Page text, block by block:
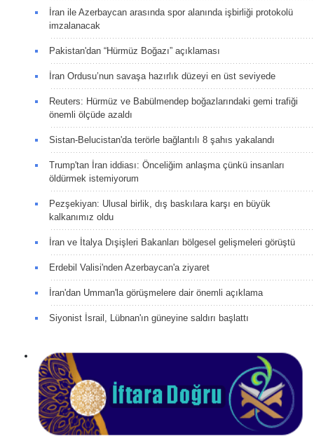
İran ile Azerbaycan arasında spor alanında işbirliği protokolü
imzalanacak
Pakistan'dan “Hürmüz Boğazı” açıklaması
İran Ordusu’nun savaşa hazırlık düzeyi en üst seviyede
Reuters: Hürmüz ve Babülmendep boğazlarındaki gemi trafiği
önemli ölçüde azaldı
Sistan-Belucistan'da terörle bağlantılı 8 şahıs yakalandı
Trump'tan İran iddiası: Önceliğim anlaşma çünkü insanları
öldürmek istemiyorum
Pezşekiyan: Ulusal birlik, dış baskılara karşı en büyük
kalkanımız oldu
İran ve İtalya Dışişleri Bakanları bölgesel gelişmeleri görüştü
Erdebil Valisi'nden Azerbaycan'a ziyaret
İran'dan Umman'la görüşmelere dair önemli açıklama
Siyonist İsrail, Lübnan'ın güneyine saldırı başlattı